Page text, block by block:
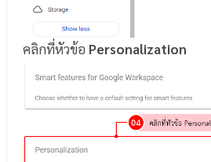
คลิกที่หัวข้อ Personalization